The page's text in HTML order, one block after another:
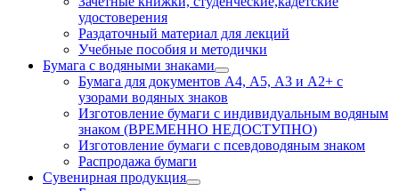
удостоверения
Раздаточный материал для лекций
Учебные пособия и методички
Бумага с водяными знаками
Бумага для документов А4, А5, А3 и А2+ с
узорами водяных знаков
Изготовление бумаги с индивидуальным водяным
знаком (ВРЕМЕННО НЕДОСТУПНО)
Изготовление бумаги с псевдоводяным знаком
Распродажа бумаги
Сувенирная продукция